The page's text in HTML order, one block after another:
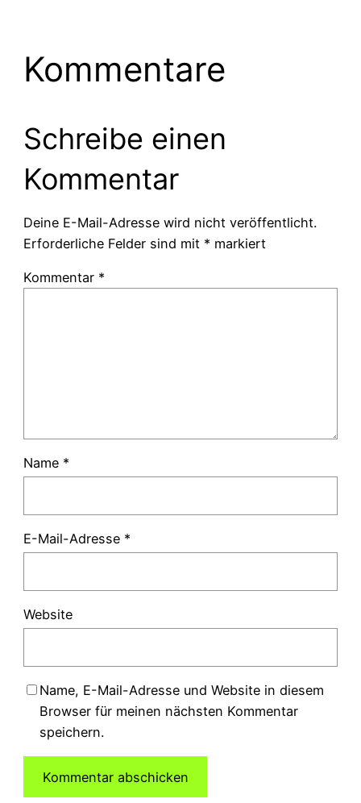
Kommentare
Schreibe einen
Kommentar
Deine E-Mail-Adresse wird nicht veröffentlicht.
Erforderliche Felder sind mit * markiert
Kommentar *
Name *
E-Mail-Adresse *
Website
Name, E-Mail-Adresse und Website in diesem
Browser für meinen nächsten Kommentar
speichern.